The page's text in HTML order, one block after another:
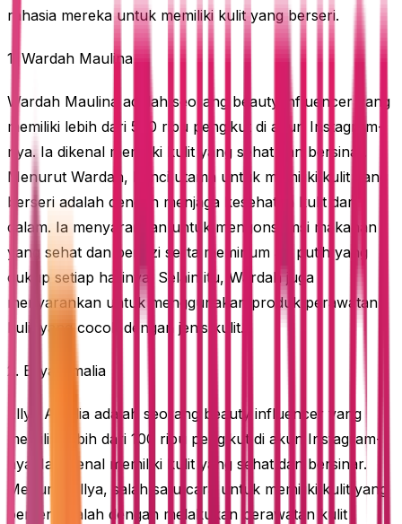
rahasia mereka untuk memiliki kulit yang berseri.
1. Wardah Maulina
Wardah Maulina adalah seorang beauty influencer yang
memiliki lebih dari 500 ribu pengikut di akun Instagram-
nya. Ia dikenal memiliki kulit yang sehat dan bersinar.
Menurut Wardah, kunci utama untuk memiliki kulit yang
berseri adalah dengan menjaga kesehatan kulit dari
dalam. Ia menyarankan untuk mengonsumsi makanan
yang sehat dan bergizi serta meminum air putih yang
cukup setiap harinya. Selain itu, Wardah juga
menyarankan untuk menggunakan produk perawatan
kulit yang cocok dengan jenis kulit.
2. Ellya Amalia
Ellya Amalia adalah seorang beauty influencer yang
memiliki lebih dari 100 ribu pengikut di akun Instagram-
nya. Ia dikenal memiliki kulit yang sehat dan bersinar.
Menurut Ellya, salah satu cara untuk memiliki kulit yang
berseri adalah dengan melakukan perawatan kulit